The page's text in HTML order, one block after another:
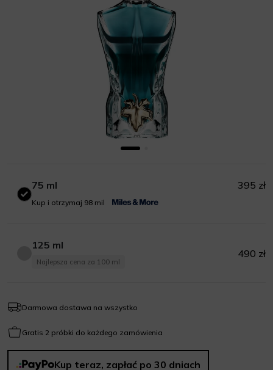
75 ml
75 ml
Kup i otrzymaj 98 mil
395 zł
125 ml
125 ml
Najlepsza cena za 100 ml
490 zł
Darmowa dostawa na wszystko
Gratis 2 próbki do każdego zamówienia
Kup teraz, zapłać po 30 dniach